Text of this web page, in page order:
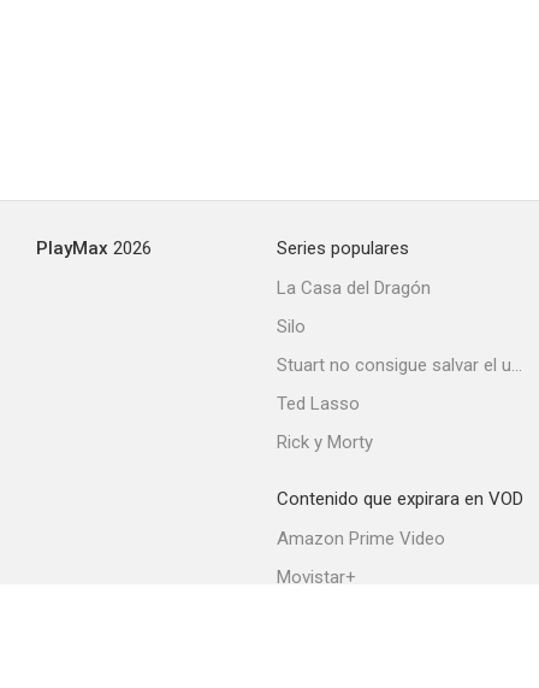
PlayMax 2026
Series populares
La Casa del Dragón
Silo
Stuart no consigue salvar el universo
Ted Lasso
Rick y Morty
Contenido que expirara en VOD
Amazon Prime Video
Movistar+